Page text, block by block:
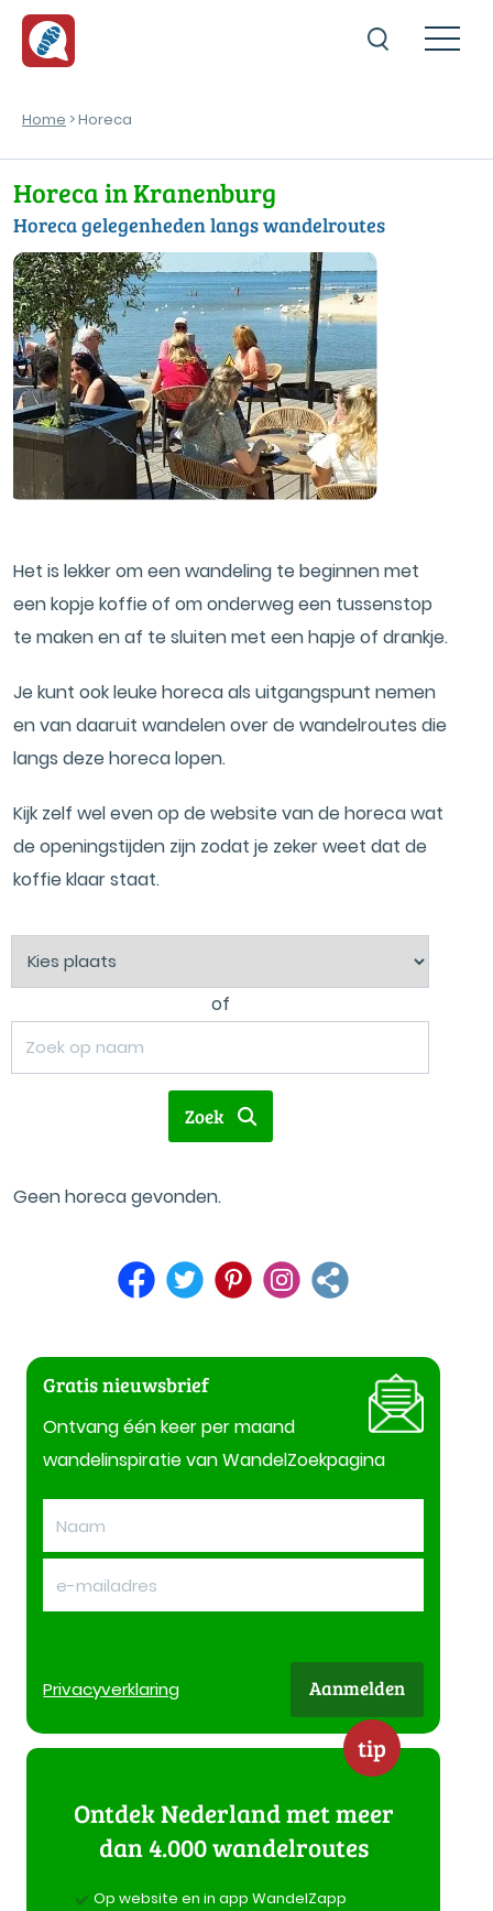
Home > Horeca
Horeca in Kranenburg
Horeca gelegenheden langs wandelroutes
Het is lekker om een wandeling te beginnen met
een kopje koffie of om onderweg een tussenstop
te maken en af te sluiten met een hapje of drankje.
Je kunt ook leuke horeca als uitgangspunt nemen
en van daaruit wandelen over de wandelroutes die
langs deze horeca lopen.
Kijk zelf wel even op de website van de horeca wat
de openingstijden zijn zodat je zeker weet dat de
koffie klaar staat.
of
Zoek
Geen horeca gevonden.
Gratis nieuwsbrief
Ontvang één keer per maand
wandelinspiratie van WandelZoekpagina
Privacyverklaring Aanmelden
tip
Ontdek Nederland met meer
dan 4.000 wandelroutes
Op website en in app WandelZapp